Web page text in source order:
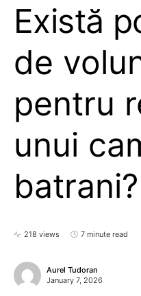
Există
de
pentru
unui
batrani?
218 views 7 minute read
Aurel Tudoran
January 7, 2026